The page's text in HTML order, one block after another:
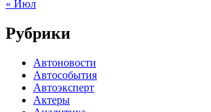
« Июл
Рубрики
Автоновости
Автособытия
Автоэксперт
Актеры